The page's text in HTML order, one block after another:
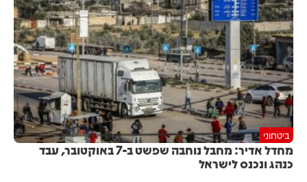
ביטחוני
מחדל אדיר: מחבל נוחבה שפשט ב-7 באוקטובר, עבד
כנהג ונכנס לישראל